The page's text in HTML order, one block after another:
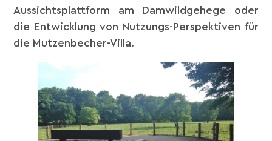
Aussichtsplattform am Damwildgehege oder
die Entwicklung von Nutzungs-Perspektiven für
die Mutzenbecher-Villa.